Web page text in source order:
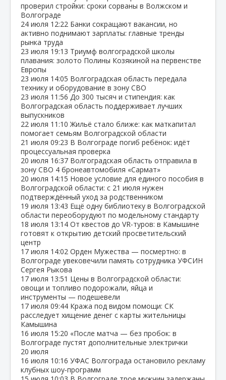
проверил стройки: сроки сорваны в Волжском и
Волгограде
24 июля 12:22 Банки сокращают вакансии, но
активно поднимают зарплаты: главные тренды
рынка труда
23 июля 19:13 Триумф волгоградской школы
плавания: золото Полины Козякиной на первенстве
Европы
23 июля 14:05 Волгоградская область передала
технику и оборудование в зону СВО
23 июля 11:56 До 300 тысяч и стипендия: как
Волгоградская область поддерживает лучших
выпускников
22 июля 11:10 Жильё стало ближе: как маткапитал
помогает семьям Волгоградской области
21 июля 09:23 В Волгограде погиб ребёнок: идёт
процессуальная проверка
20 июля 16:37 Волгоградская область отправила в
зону СВО 4 бронеавтомобиля «Сармат»
20 июля 14:15 Новое условие для единого пособия в
Волгоградской области: с 21 июля нужен
подтверждённый уход за родственником
19 июля 13:43 Ещё одну библиотеку в Волгоградской
области переоборудуют по модельному стандарту
18 июля 13:14 От квестов до VR‑туров: в Камышине
готовят к открытию детский просветительский
центр
17 июля 14:02 Орден Мужества — посмертно: в
Волгограде увековечили память сотрудника УФСИН
Сергея Рыкова
17 июля 13:51 Цены в Волгоградской области:
овощи и топливо подорожали, яйца и
инструменты — подешевели
17 июля 09:44 Кража под видом помощи: СК
расследует хищение денег с карты жительницы
Камышина
16 июля 15:20 «После матча — без пробок: в
Волгограде пустят дополнительные электрички
20 июля
16 июля 10:16 УФАС Волгограда остановило рекламу
клубных шоу‑программ